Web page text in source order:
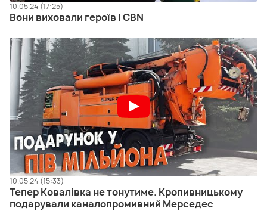
10.05.24 (17:25)
Вони виховали героїв | CBN
10.05.24 (15:33)
Тепер Ковалівка не тонутиме. Кропивницькому
подарували каналопромивний Мерседес